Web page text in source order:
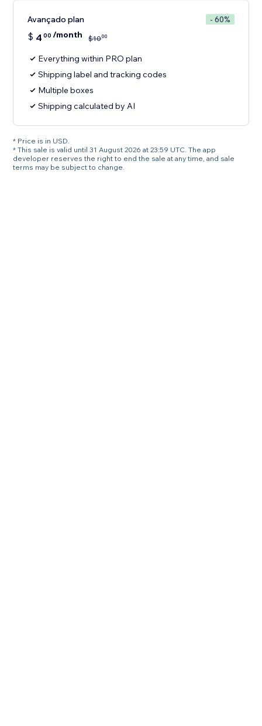
Avançado plan - 60%
$ 4 00 /month $1000
Everything within PRO plan
Shipping label and tracking codes
Multiple boxes
Shipping calculated by AI
* Price is in USD.
* This sale is valid until 31 August 2026 at 23:59 UTC. The app
developer reserves the right to end the sale at any time, and sale
terms may be subject to change.